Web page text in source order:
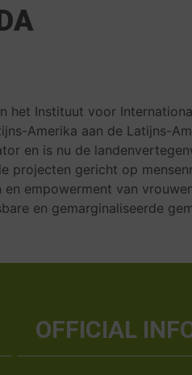
het Instituut voor
Amerika aan de Latijns-
en is nu de
projecten gericht op
empowerment van
en gemarginaliseerde
OFFICIAL